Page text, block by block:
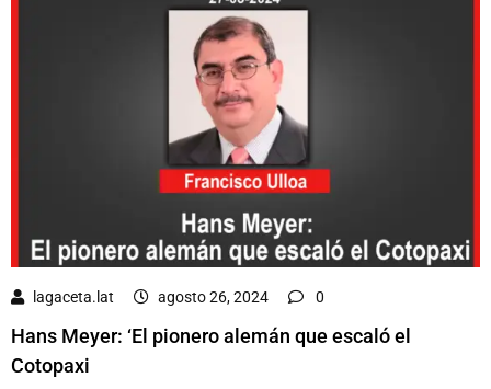
lagaceta.lat agosto 26, 2024 0
Hans Meyer: ‘El pionero alemán que escaló el
Cotopaxi